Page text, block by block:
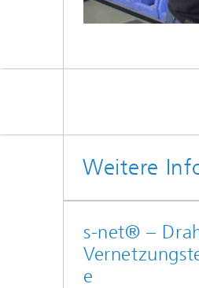
Weitere
s-net® –
e